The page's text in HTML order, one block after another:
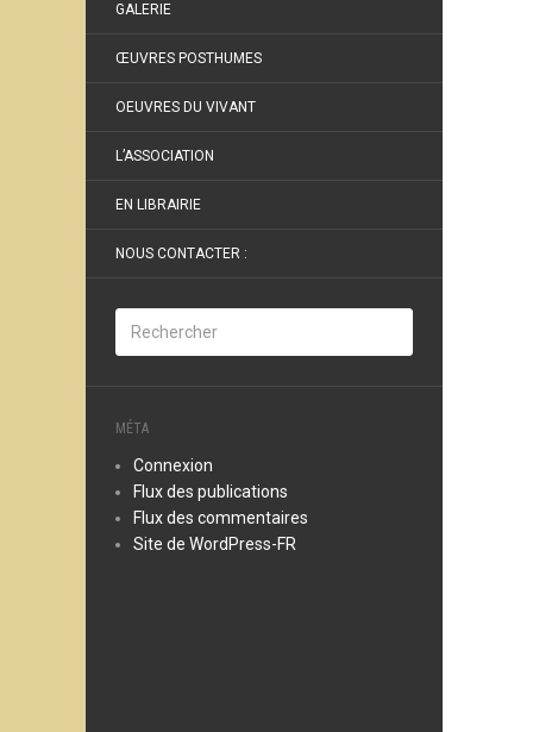
GALERIE
ŒUVRES POSTHUMES
OEUVRES DU VIVANT
L’ASSOCIATION
EN LIBRAIRIE
NOUS CONTACTER :
MÉTA
Connexion
Flux des publications
Flux des commentaires
Site de WordPress-FR